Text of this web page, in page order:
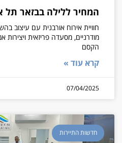
המחיר ללילה בבזאר תל
חוויית אירוח אורבנית עם עיצוב
מודרניים, מסעדה פריזאית ויצירות
הקסם
קרא עוד »
07/04/2025
חדשות התיירות